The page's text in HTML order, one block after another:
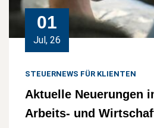
01
Jul, 26
STEUERNEWS FÜR KLIENTEN
Aktuelle Neuerungen
Arbeits- und